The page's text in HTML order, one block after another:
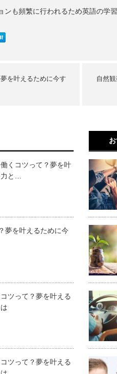
も頻繁に行われるため英語の学
を叶えるために今す
自然
くコツって？夢を叶
と…
夢を叶えるために今
ツって？夢を叶える
ツって？夢を叶える